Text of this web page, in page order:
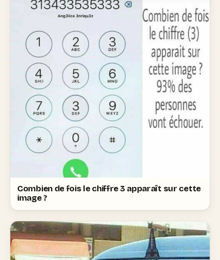
Combien de fois le chiffre 3 apparaît sur cette
image ?